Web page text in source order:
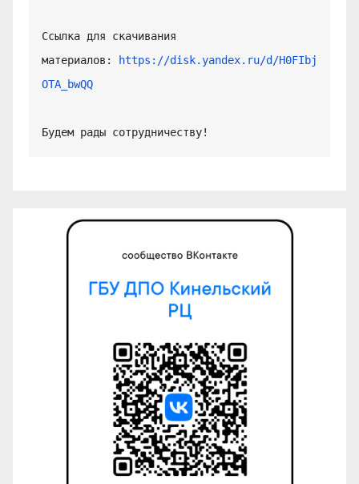
Ссылка для скачивания
материалов:
https://disk.yandex.ru/d/H0FIbj
OTA_bwQQ
Будем рады сотрудничеству!